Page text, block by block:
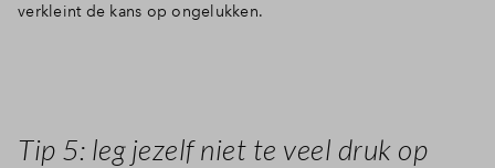
verkleint de kans op ongelukken.
Tip 5: leg jezelf niet te veel druk op